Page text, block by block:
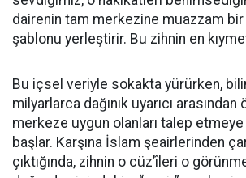
dairenin tam merkezine muazzam bir
şablonu yerleştirir. Bu zihnin en
​Bu içsel veriyle sokakta yürürken,
milyarlarca dağınık uyarıcı
merkeze uygun olanları talep
başlar. Karşına İslam şeairlerinden
çıktığında, zihnin o cüz’îleri o